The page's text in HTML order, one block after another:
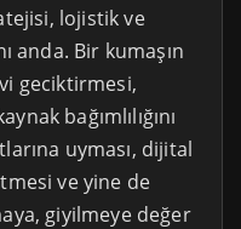
lojistik ve
anda. Bir kumaşın
geciktirmesi,
bağımlılığını
uyması, dijital
ve yine de
giyilmeye değer